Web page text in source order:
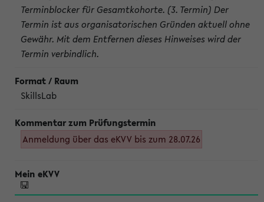
Terminblocker für Gesamtkohorte. (3. Termin) Der
Termin ist aus organisatorischen Gründen aktuell ohne
Gewähr. Mit dem Entfernen dieses Hinweises wird der
Termin verbindlich.
SkillsLab
Anmeldung über das eKVV bis zum 28.07.26